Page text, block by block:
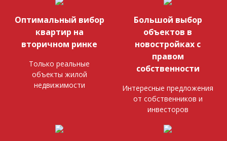
Оптимальный вибор
квартир на
вторичном ринке
Только реальные
объекты жилой
недвижимости
Большой выбор
объектов в
новостройках с
правом
собственности
Интересные предложения
от собственников и
инвесторов